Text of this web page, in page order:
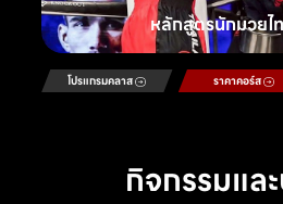
หลักสูตรนักมวยไ
โปรแกรมคลาส ราคาคอร์ส
กิจกรรมแล